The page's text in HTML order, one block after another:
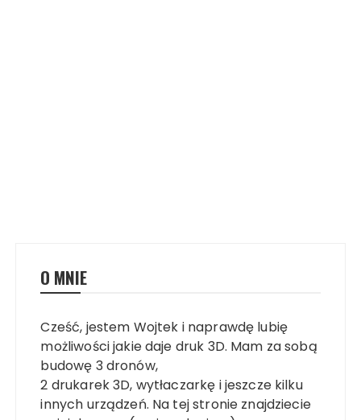
O MNIE
Cześć, jestem Wojtek i naprawdę lubię
możliwości jakie daje druk 3D. Mam za sobą
budowę 3 dronów,
2 drukarek 3D, wytłaczarkę i jeszcze kilku
innych urządzeń. Na tej stronie znajdziecie